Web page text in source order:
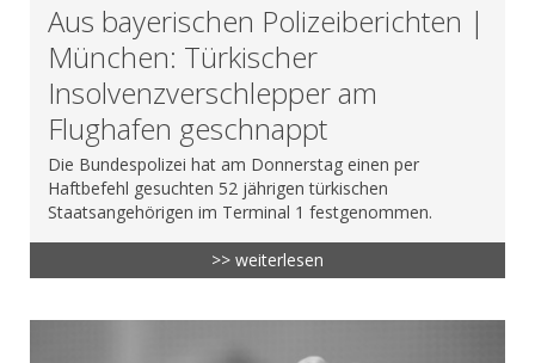
Aus bayerischen Polizeiberichten |
München: Türkischer
Insolvenzverschlepper am
Flughafen geschnappt
Die Bundespolizei hat am Donnerstag einen per
Haftbefehl gesuchten 52 jährigen türkischen
Staatsangehörigen im Terminal 1 festgenommen.
>> weiterlesen